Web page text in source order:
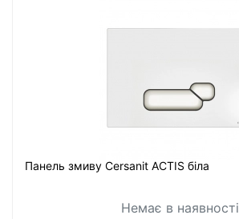
Панель змиву Cersanit ACTIS біла
Немає в наявності